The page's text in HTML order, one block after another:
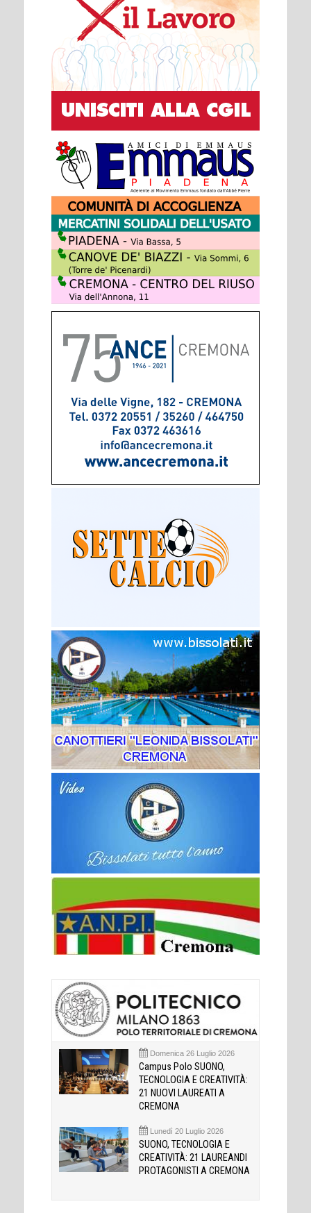
Domenica 26 Luglio 2026
Campus Polo SUONO,
TECNOLOGIA E CREATIVITÀ:
21 NUOVI LAUREATI A
CREMONA
Lunedì 20 Luglio 2026
SUONO, TECNOLOGIA E
CREATIVITÀ: 21 LAUREANDI
PROTAGONISTI A CREMONA